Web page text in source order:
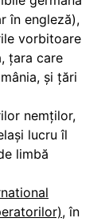
în engleză),
vorbitoare
țara care
și țări
nemților,
lucru îl
limbă
, în